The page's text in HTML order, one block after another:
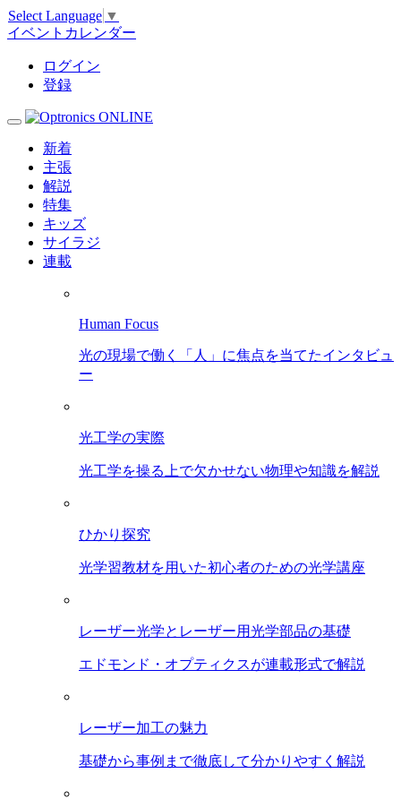
Select Language ▼
イベントカレンダー
ログイン
登録
新着
主張
解説
特集
キッズ
サイラジ
連載
Human Focus
光の現場で働く「人」に焦点を当てたインタビュ
ー
光工学の実際
光工学を操る上で欠かせない物理や知識を解説
ひかり探究
光学習教材を用いた初心者のための光学講座
レーザー光学とレーザー用光学部品の基礎
エドモンド・オプティクスが連載形式で解説
レーザー加工の魅力
基礎から事例まで徹底して分かりやすく解説